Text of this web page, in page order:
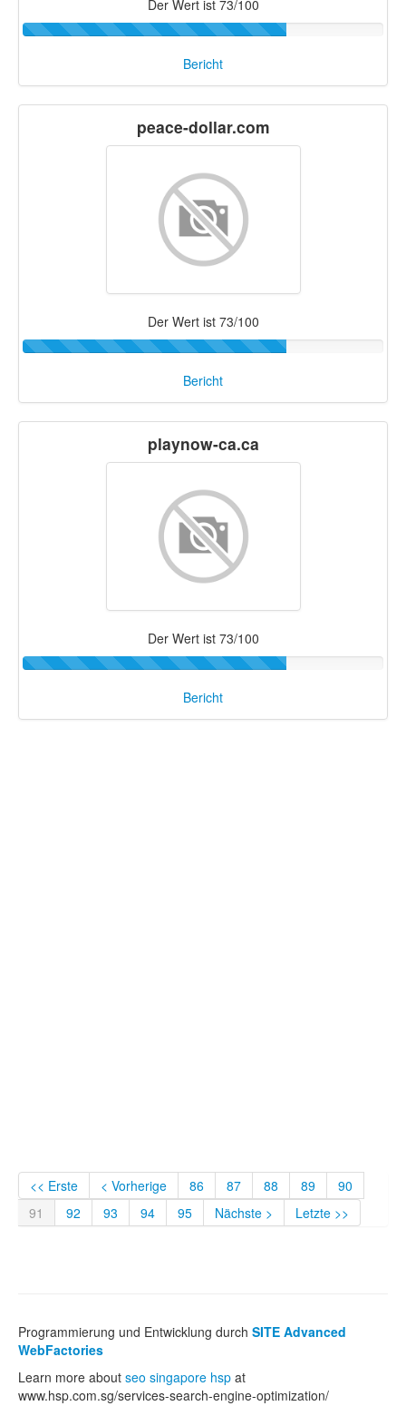
Der Wert ist 73/100
Bericht
peace-dollar.com
Der Wert ist 73/100
Bericht
playnow-ca.ca
Der Wert ist 73/100
Bericht
<< Erste < Vorherige 86 87 88 89
90
91
92 93 94 95 Nächste > Letzte >>
Programmierung und Entwicklung durch SITE Advanced
WebFactories
Learn more about seo singapore hsp at
www.hsp.com.sg/services-search-engine-optimization/